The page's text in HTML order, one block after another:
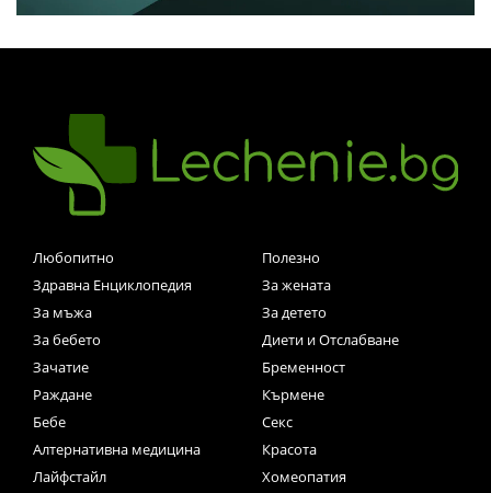
Любопитно
Полезно
Здравна Енциклопедия
За жената
За мъжа
За детето
За бебето
Диети и Отслабване
Зачатие
Бременност
Раждане
Кърмене
Бебе
Секс
Алтернативна медицина
Красота
Лайфстайл
Хомеопатия